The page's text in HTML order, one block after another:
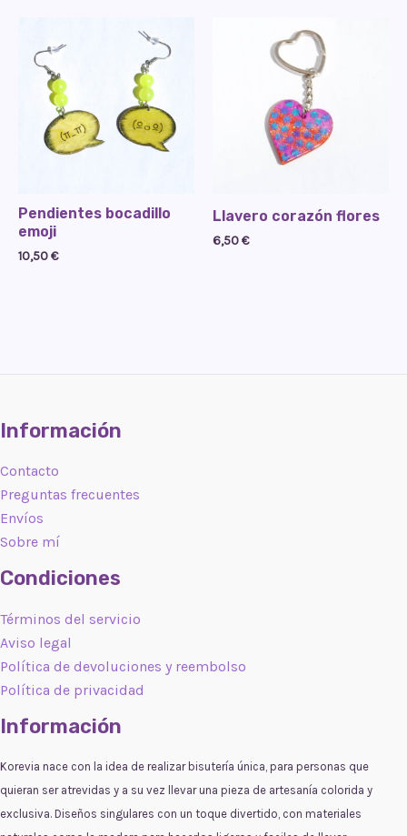
Pendientes bocadillo
emoji
10,50€
Llavero corazón flores
6,50€
Información
Contacto
Preguntas frecuentes
Envíos
Sobre mí
Condiciones
Términos del servicio
Aviso legal
Política de devoluciones y reembolso
Política de privacidad
Información
Korevia nace con la idea de realizar bisutería única, para personas que
quieran ser atrevidas y a su vez llevar una pieza de artesanía colorida y
exclusiva. Diseños singulares con un toque divertido, con materiales